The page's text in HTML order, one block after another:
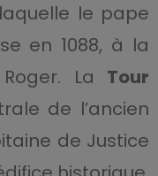
le pape
en 1088, à la
La Tour
de l’ancien
de Justice